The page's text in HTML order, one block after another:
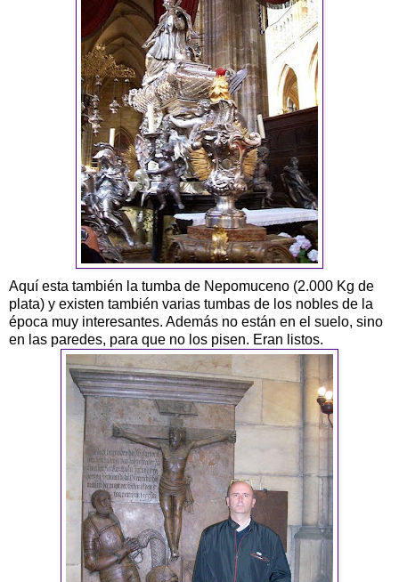
Aquí esta también la tumba de Nepomuceno (2.000 Kg de
plata) y existen también varias tumbas de los nobles de la
época muy interesantes. Además no están en el suelo, sino
en las paredes, para que no los pisen. Eran listos.